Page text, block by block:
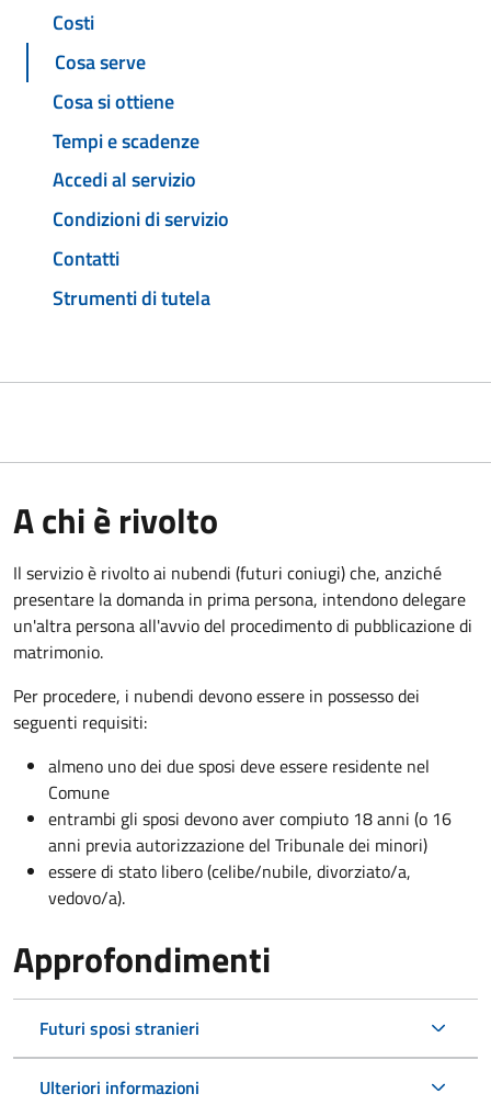
Costi
Cosa serve
Cosa si ottiene
Tempi e scadenze
Accedi al servizio
Condizioni di servizio
Contatti
Strumenti di tutela
A chi è rivolto
Il servizio è rivolto ai nubendi (futuri coniugi) che, anziché
presentare la domanda in prima persona, intendono delegare
un'altra persona all'avvio del procedimento di pubblicazione di
matrimonio.
Per procedere, i nubendi devono essere in possesso dei
seguenti requisiti:
almeno uno dei due sposi deve essere residente nel
Comune
entrambi gli sposi devono aver compiuto 18 anni (o 16
anni previa autorizzazione del Tribunale dei minori)
essere di stato libero (celibe/nubile, divorziato/a,
vedovo/a).
Approfondimenti
Futuri sposi stranieri
Ulteriori informazioni